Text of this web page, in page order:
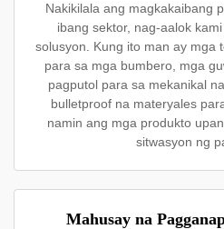
Nakikilala ang magkakaibang
ibang sektor, nag-aalok
solusyon. Kung ito man ay mga
para sa mga bumbero, mga
pagputol para sa mekanikal
bulletproof na materyales
namin ang mga produkto
sitwasyon ng
Mahusay na